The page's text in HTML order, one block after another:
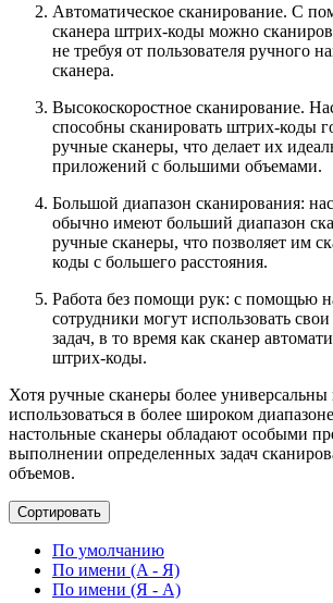
Автоматическое сканирование. С
сканера штрих-коды можно
не требуя от пользователя ручного
сканера.
Высокоскоростное сканирование.
способны сканировать штрих-коды
ручные сканеры, что делает их
приложений с большими объемами.
Большой диапазон сканирования:
обычно имеют больший диапазон
ручные сканеры, что позволяет им
коды с большего расстояния.
Работа без помощи рук: с помощью
сотрудники могут использовать
задач, в то время как сканер
штрих-коды.
Хотя ручные сканеры более универсальны
использоваться в более широком
настольные сканеры обладают особыми
выполнении определенных задач
объемов.
Сортировать
По умолчанию
По имени (A - Я)
По имени (Я - A)